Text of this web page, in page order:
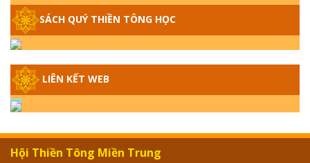
GIẢI ĐÁP THIỀN TÔNG ĐẶC BIỆT - P13 -
CON NGƯỜI TU THÀNH PHẬT ĐƯỢC
SÁCH QUÝ THIỀN TÔNG HỌC
LIÊN KẾT WEB
Hội Thiền Tông Miền Trung